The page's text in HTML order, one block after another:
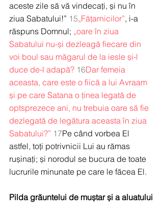
aceste zile să vă vindecați, și nu în
ziua Sabatului!” 15„Fățarnicilor”, i-a
răspuns Domnul; „oare în ziua
Sabatului nu-și dezleagă fiecare din
voi boul sau măgarul de la iesle și-l
duce de-l adapă? 16Dar femeia
aceasta, care este o fiică a lui Avraam
și pe care Satana o ținea legată de
optsprezece ani, nu trebuia oare să fie
dezlegată de legătura aceasta în ziua
Sabatului?” 17Pe când vorbea El
astfel, toți potrivnicii Lui au rămas
rușinați; și norodul se bucura de toate
lucrurile minunate pe care le făcea El.
Pilda grăuntelui de muștar și a aluatului